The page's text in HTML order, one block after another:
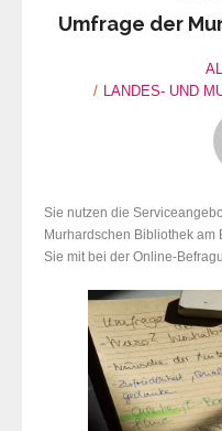
Umfrage der
LANDES- UND
Sie nutzen die
Murhardschen Bibliothek am
Sie mit bei der Online-